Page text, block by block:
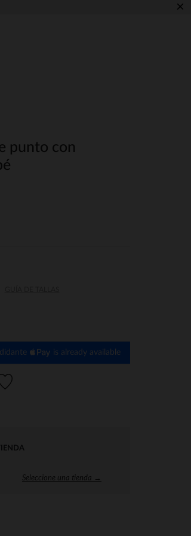
×
punto con
is already available
Seleccione una tienda →